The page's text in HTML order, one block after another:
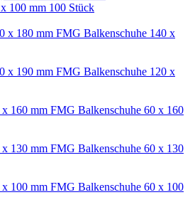
100 mm 100 Stück
FMG Balkenschuhe 140 x
FMG Balkenschuhe 120 x
FMG Balkenschuhe 60 x 160
FMG Balkenschuhe 60 x 130
FMG Balkenschuhe 60 x 100